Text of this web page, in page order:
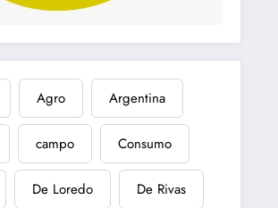
Agro Argentina
campo Consumo
De Loredo De Rivas